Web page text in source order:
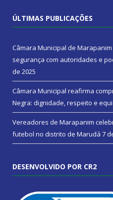
ÚLTIMAS PUBLICAÇÕES
Câmara Municipal de
segurança com autoridades e
de 2025
Câmara Municipal reafirma
Negra: dignidade, respeito e
Vereadores de Marapanim
futebol no distrito de Marudá 7
DESENVOLVIDO POR CR2